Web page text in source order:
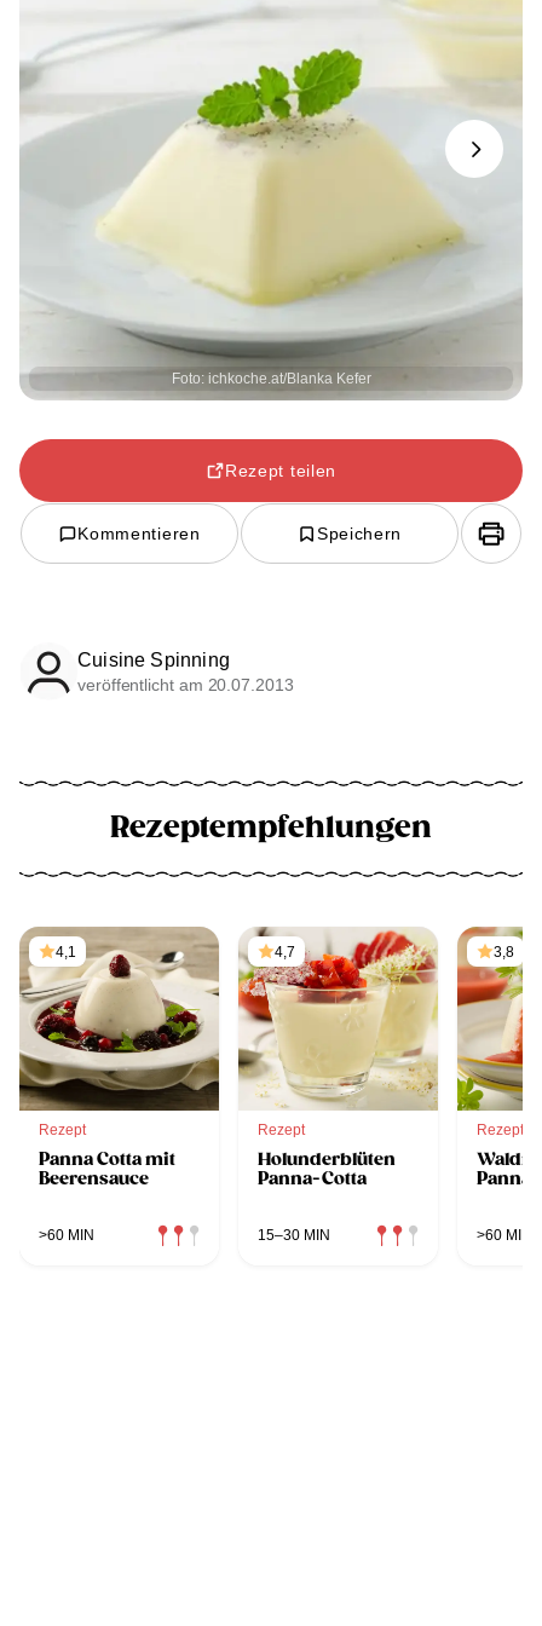
Foto: ichkoche.at/Blanka Kefer
Next
Rezept teilen
Kommentieren Speichern
Cuisine Spinning
veröffentlicht am 20.07.2013
Rezeptempfehlungen
4,1
Rezept
Panna Cotta mit
Beerensauce
>60 MIN
4,7
Rezept
Holunderblüten
Panna-Cotta
15–30 MIN
3,8
Rezept
>60 MIN